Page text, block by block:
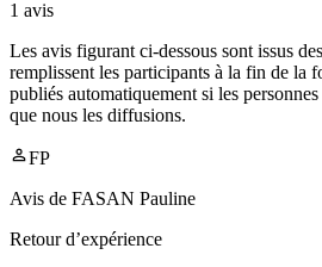
1 avis
Les avis figurant ci-dessous sont issus
remplissent les participants à la fin de la
publiés automatiquement si les
que nous les diffusions.
FP
Avis de FASAN Pauline
Retour d’expérience